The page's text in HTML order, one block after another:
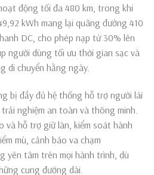
động tối đa 480 km, trong khi
kWh mang lại quãng đường 410
DC, cho phép nạp từ 30% lên
người dùng tối ưu thời gian sạc và
di chuyển hằng ngày.
bị đầy đủ hệ thống hỗ trợ người lái
nghiệm an toàn và thông minh.
và hỗ trợ giữ làn, kiểm soát hành
mù, cảnh báo va chạm
yên tâm trên mọi hành trình, dù
cung đường dài.